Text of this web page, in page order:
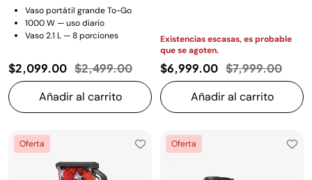
Vaso portátil grande To-Go
1000 W — uso diario
Vaso 2.1 L — 8 porciones
$2,099.00 Precio reducido de
$2,499.00a
Añadir al carrito
Existencias escasas, es probable
que se agoten.
$6,999.00 Precio
$7,999.00a
Añadir al carrito
Oferta Oferta